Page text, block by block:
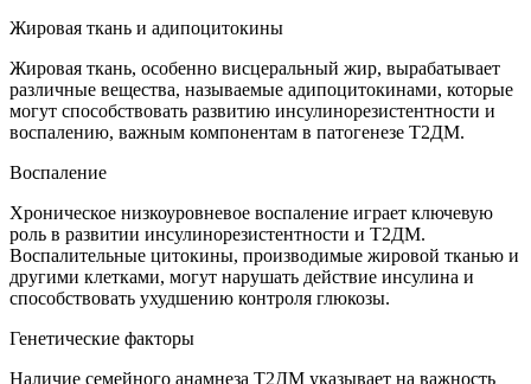
Жировая ткань и адипоцитокины
Жировая ткань, особенно висцеральный жир, вырабатывает
различные вещества, называемые адипоцитокинами, которые
могут способствовать развитию инсулинорезистентности и
воспалению, важным компонентам в патогенезе Т2ДМ.
Воспаление
Хроническое низкоуровневое воспаление играет ключевую
роль в развитии инсулинорезистентности и Т2ДМ.
Воспалительные цитокины, производимые жировой тканью и
другими клетками, могут нарушать действие инсулина и
способствовать ухудшению контроля глюкозы.
Генетические факторы
Наличие семейного анамнеза Т2ДМ указывает на важность